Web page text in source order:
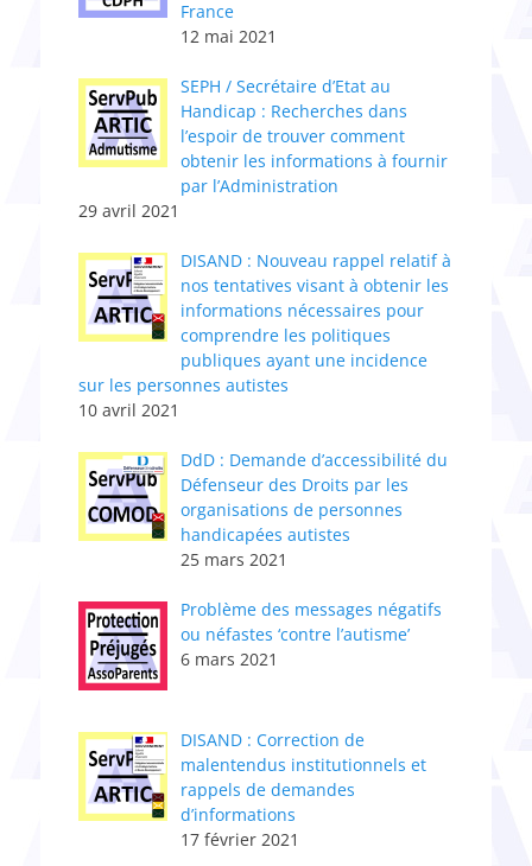
France
12 mai 2021
SEPH / Secrétaire d’Etat au
Handicap : Recherches dans
l’espoir de trouver comment
obtenir les informations à fournir
par l’Administration
29 avril 2021
DISAND : Nouveau rappel relatif à
nos tentatives visant à obtenir les
informations nécessaires pour
comprendre les politiques
publiques ayant une incidence
sur les personnes autistes
10 avril 2021
DdD : Demande d’accessibilité du
Défenseur des Droits par les
organisations de personnes
handicapées autistes
25 mars 2021
Problème des messages négatifs
ou néfastes ‘contre l’autisme’
6 mars 2021
DISAND : Correction de
malentendus institutionnels et
rappels de demandes
d’informations
17 février 2021